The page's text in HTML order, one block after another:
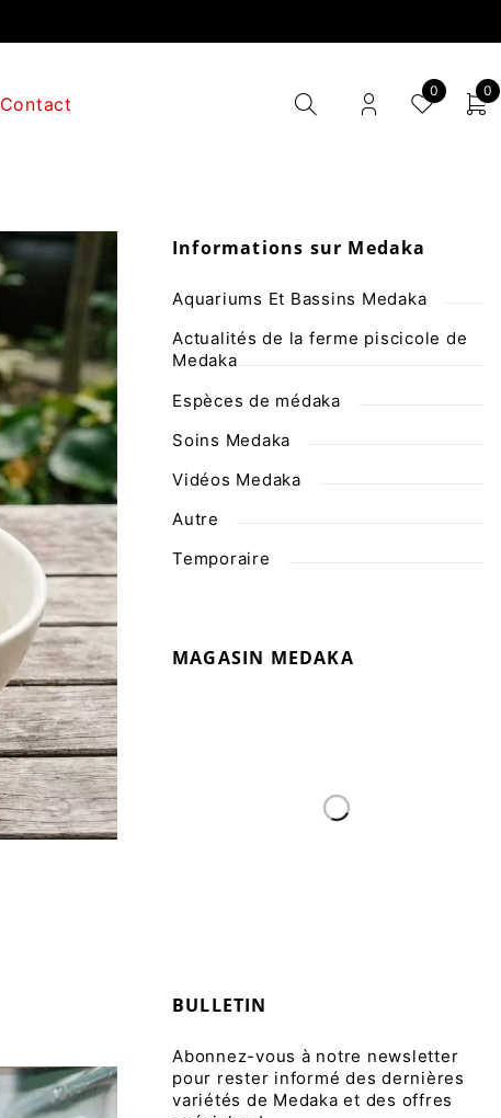
Contact
0 0
Informations sur Medaka
Aquariums Et Bassins Medaka
Actualités de la ferme piscicole de
Medaka
Espèces de médaka
Soins Medaka
Vidéos Medaka
Autre
Temporaire
MAGASIN MEDAKA
BULLETIN
Abonnez-vous à notre newsletter
pour rester informé des dernières
variétés de Medaka et des offres